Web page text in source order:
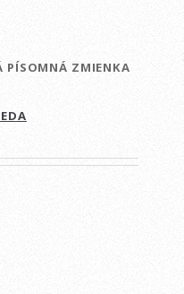
PÍSOMNÁ ZMIENKA